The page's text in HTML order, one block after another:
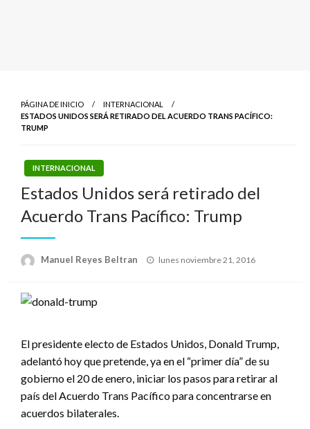
PÁGINA DE INICIO
INTERNACIONAL
ESTADOS UNIDOS SERÁ RETIRADO DEL ACUERDO TRANS PACÍFICO:
TRUMP
INTERNACIONAL
Estados Unidos será retirado del
Acuerdo Trans Pacífico: Trump
Manuel Reyes Beltran
Publicado
lunes noviembre 21, 2016
El presidente electo de Estados Unidos, Donald Trump,
adelantó hoy que pretende, ya en el “primer día” de su
gobierno el 20 de enero, iniciar los pasos para retirar al
país del Acuerdo Trans Pacífico para concentrarse en
acuerdos bilaterales.